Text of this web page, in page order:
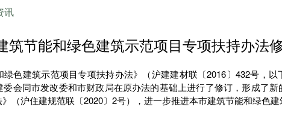
讯
筑节能和绿色建筑示范项目专项扶持办法
色建筑示范项目专项扶持办法》（沪建建材联〔2016〕432号，
会同市发改委和市财政局在原办法的基础上进行了修订，形成了
（沪住建规范联〔2020〕2号），进一步推进本市建筑节能和绿色建